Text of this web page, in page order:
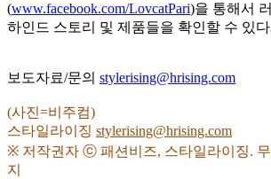
(www.facebook.com/LovcatPari)을 통해서
하인드 스토리 및 제품들을 확인할 수 있
보도자료/문의 stylerising@hrising.com
(사진=비주컴)
스타일라이징 stylerising@hrising.com
※ 저작권자 ⓒ 패션비즈, 스타일라이징.
지